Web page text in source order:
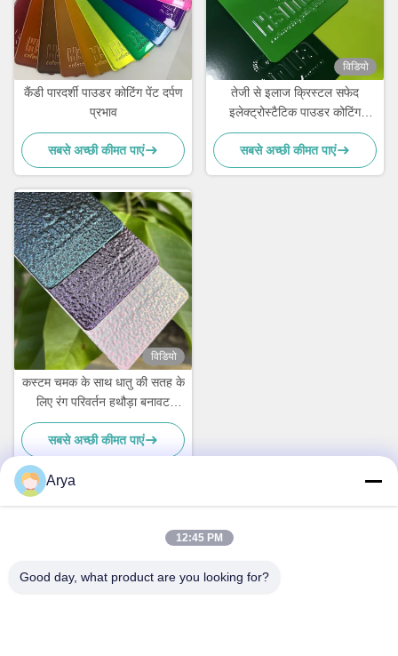
कैंडी पारदर्शी पाउडर कोटिंग पेंट दर्पण
प्रभाव
सबसे अच्छी कीमत पाएं
विडियो
तेजी से इलाज क्रिस्टल सफेद
इलेक्ट्रोस्टैटिक पाउडर कोटिंग
पॉलिएस्टर TGIC मुफ्त वास्तुकला के
लिए
सबसे अच्छी कीमत पाएं
विडियो
कस्टम चमक के साथ धातु की सतह के
लिए रंग परिवर्तन हथौड़ा बनावट
पाउडर कोटिंग
सबसे अच्छी कीमत पाएं
पता
Arya
12:45 PM
Good day, what product are you looking for?